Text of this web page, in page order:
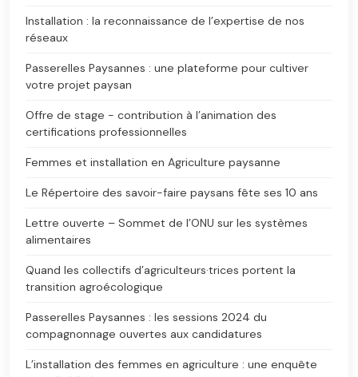
Installation : la reconnaissance de l’expertise de nos
réseaux
Passerelles Paysannes : une plateforme pour cultiver
votre projet paysan
Offre de stage - contribution à l’animation des
certifications professionnelles
Femmes et installation en Agriculture paysanne
Le Répertoire des savoir-faire paysans fête ses 10 ans
Lettre ouverte – Sommet de l’ONU sur les systèmes
alimentaires
Quand les collectifs d’agriculteurs·trices portent la
transition agroécologique
Passerelles Paysannes : les sessions 2024 du
compagnonnage ouvertes aux candidatures
L’installation des femmes en agriculture : une enquête